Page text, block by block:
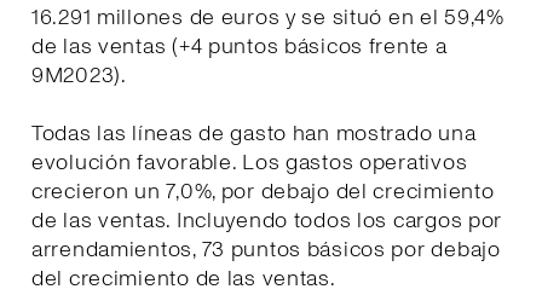
16.291 millones de euros y se situó en el 59,4%
de las ventas (+4 puntos básicos frente a
9M2023).
Todas las líneas de gasto han mostrado una
evolución favorable. Los gastos operativos
crecieron un 7,0%, por debajo del crecimiento
de las ventas. Incluyendo todos los cargos por
arrendamientos, 73 puntos básicos por debajo
del crecimiento de las ventas.